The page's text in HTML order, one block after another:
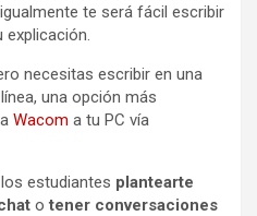
te será fácil escribir
explicación.
necesitas escribir en una
una opción más
Wacom a tu PC vía
estudiantes plantearte
otener conversaciones